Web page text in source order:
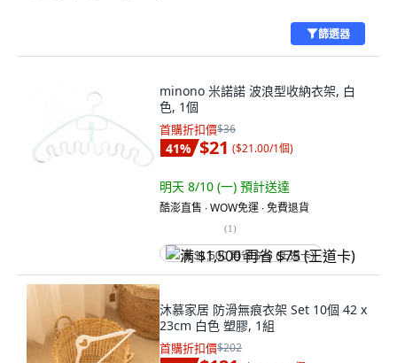
篩選器
minono 米諾諾 波浪型收納衣架, 白
色, 1個
首購折扣價$36
41% $21 ($21.00/1個)
明天 8/10 (一) 預計送達
酷澎直售 ∙ WOW免運 ∙ 免費退貨
(1)
满 $1,500 再省 $75 (王道卡)
沐慕家居 防滑無痕衣架 Set 10個 42 x
23cm 白色 塑膠, 1組
首購折扣價$202